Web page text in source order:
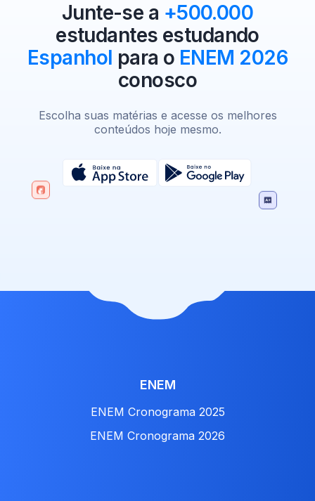
Junte-se a +500.000
estudantes estudando
Espanhol para o ENEM 2026
conosco
Escolha suas matérias e acesse os melhores
conteúdos hoje mesmo.
ENEM
ENEM Cronograma 2025
ENEM Cronograma 2026